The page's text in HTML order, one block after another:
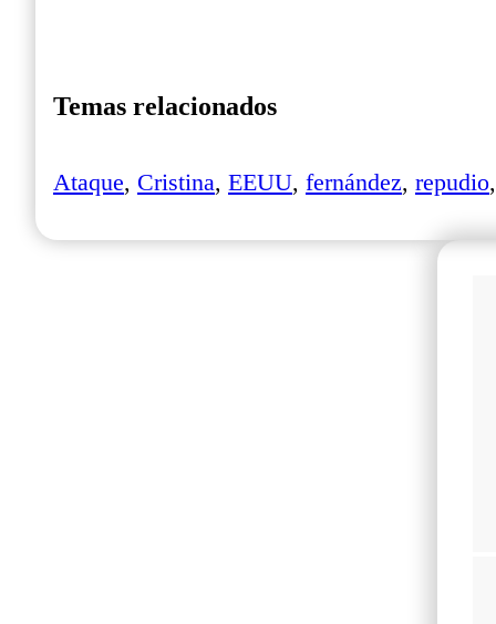
Temas relacionados
Ataque, Cristina, EEUU, fernández, repudio